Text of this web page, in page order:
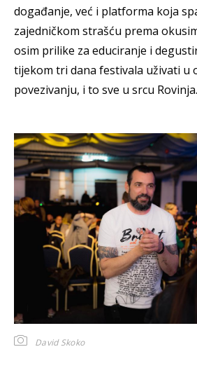
događanje, već i platforma koja
zajedničkom strašću prema
osim prilike za educiranje i
tijekom tri dana festivala uživati u
povezivanju, i to sve u srcu Rovinja.
David Skoko